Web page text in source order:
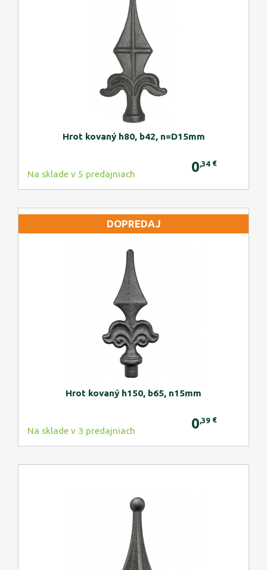
Hrot kovaný h80, b42, n=D15mm
Na sklade v 5 predajniach 0 ,34 €
DOPREDAJ
Hrot kovaný h150, b65, n15mm
Na sklade v 3 predajniach 0 ,39 €